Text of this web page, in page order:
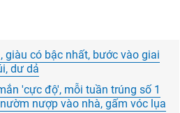
có bậc nhất, bước vào giai
dư dả
'cực độ', mỗi tuần trúng số 1
nượp vào nhà, gấm vóc lụa